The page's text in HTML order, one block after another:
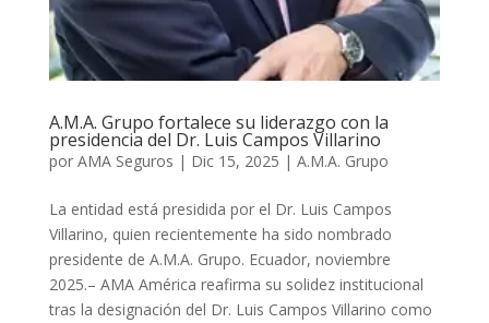
A.M.A. Grupo fortalece su liderazgo con la
presidencia del Dr. Luis Campos Villarino
por AMA Seguros | Dic 15, 2025 | A.M.A. Grupo
La entidad está presidida por el Dr. Luis Campos
Villarino, quien recientemente ha sido nombrado
presidente de A.M.A. Grupo. Ecuador, noviembre
2025.– AMA América reafirma su solidez institucional
tras la designación del Dr. Luis Campos Villarino como